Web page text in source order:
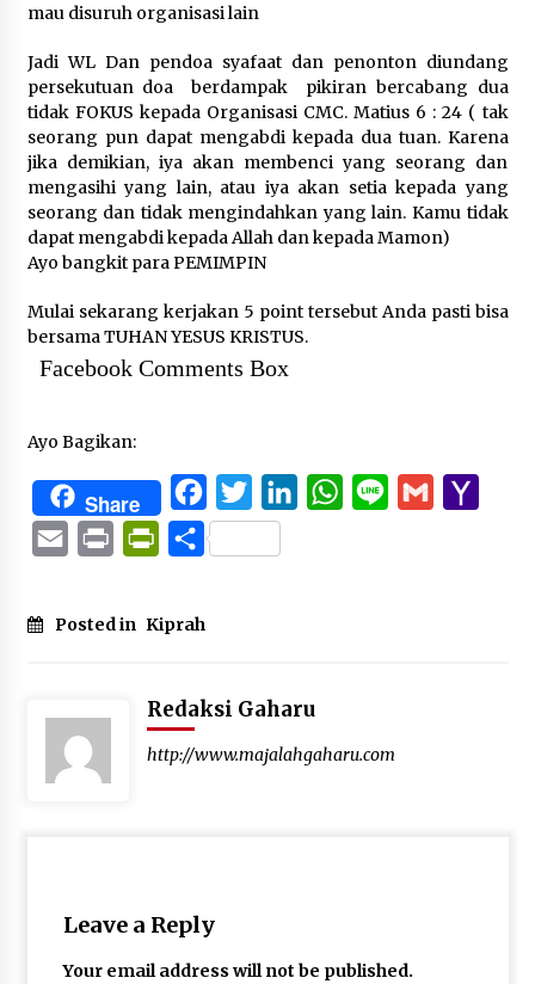
mau disuruh organisasi lain
Jadi WL Dan pendoa syafaat dan penonton diundang
persekutuan doa berdampak pikiran bercabang dua
tidak FOKUS kepada Organisasi CMC. Matius 6 : 24 ( tak
seorang pun dapat mengabdi kepada dua tuan. Karena
jika demikian, iya akan membenci yang seorang dan
mengasihi yang lain, atau iya akan setia kepada yang
seorang dan tidak mengindahkan yang lain. Kamu tidak
dapat mengabdi kepada Allah dan kepada Mamon)
Ayo bangkit para PEMIMPIN
Mulai sekarang kerjakan 5 point tersebut Anda pasti bisa
bersama TUHAN YESUS KRISTUS.
Facebook Comments Box
Ayo Bagikan:
Share FacebookTwitterLinkedInWhatsApp
Line Gmail
Email Print PrintFriendly
Share
Posted in Kiprah
Redaksi Gaharu
http://www.majalahgaharu.com
Leave a Reply
Your email address will not be published.